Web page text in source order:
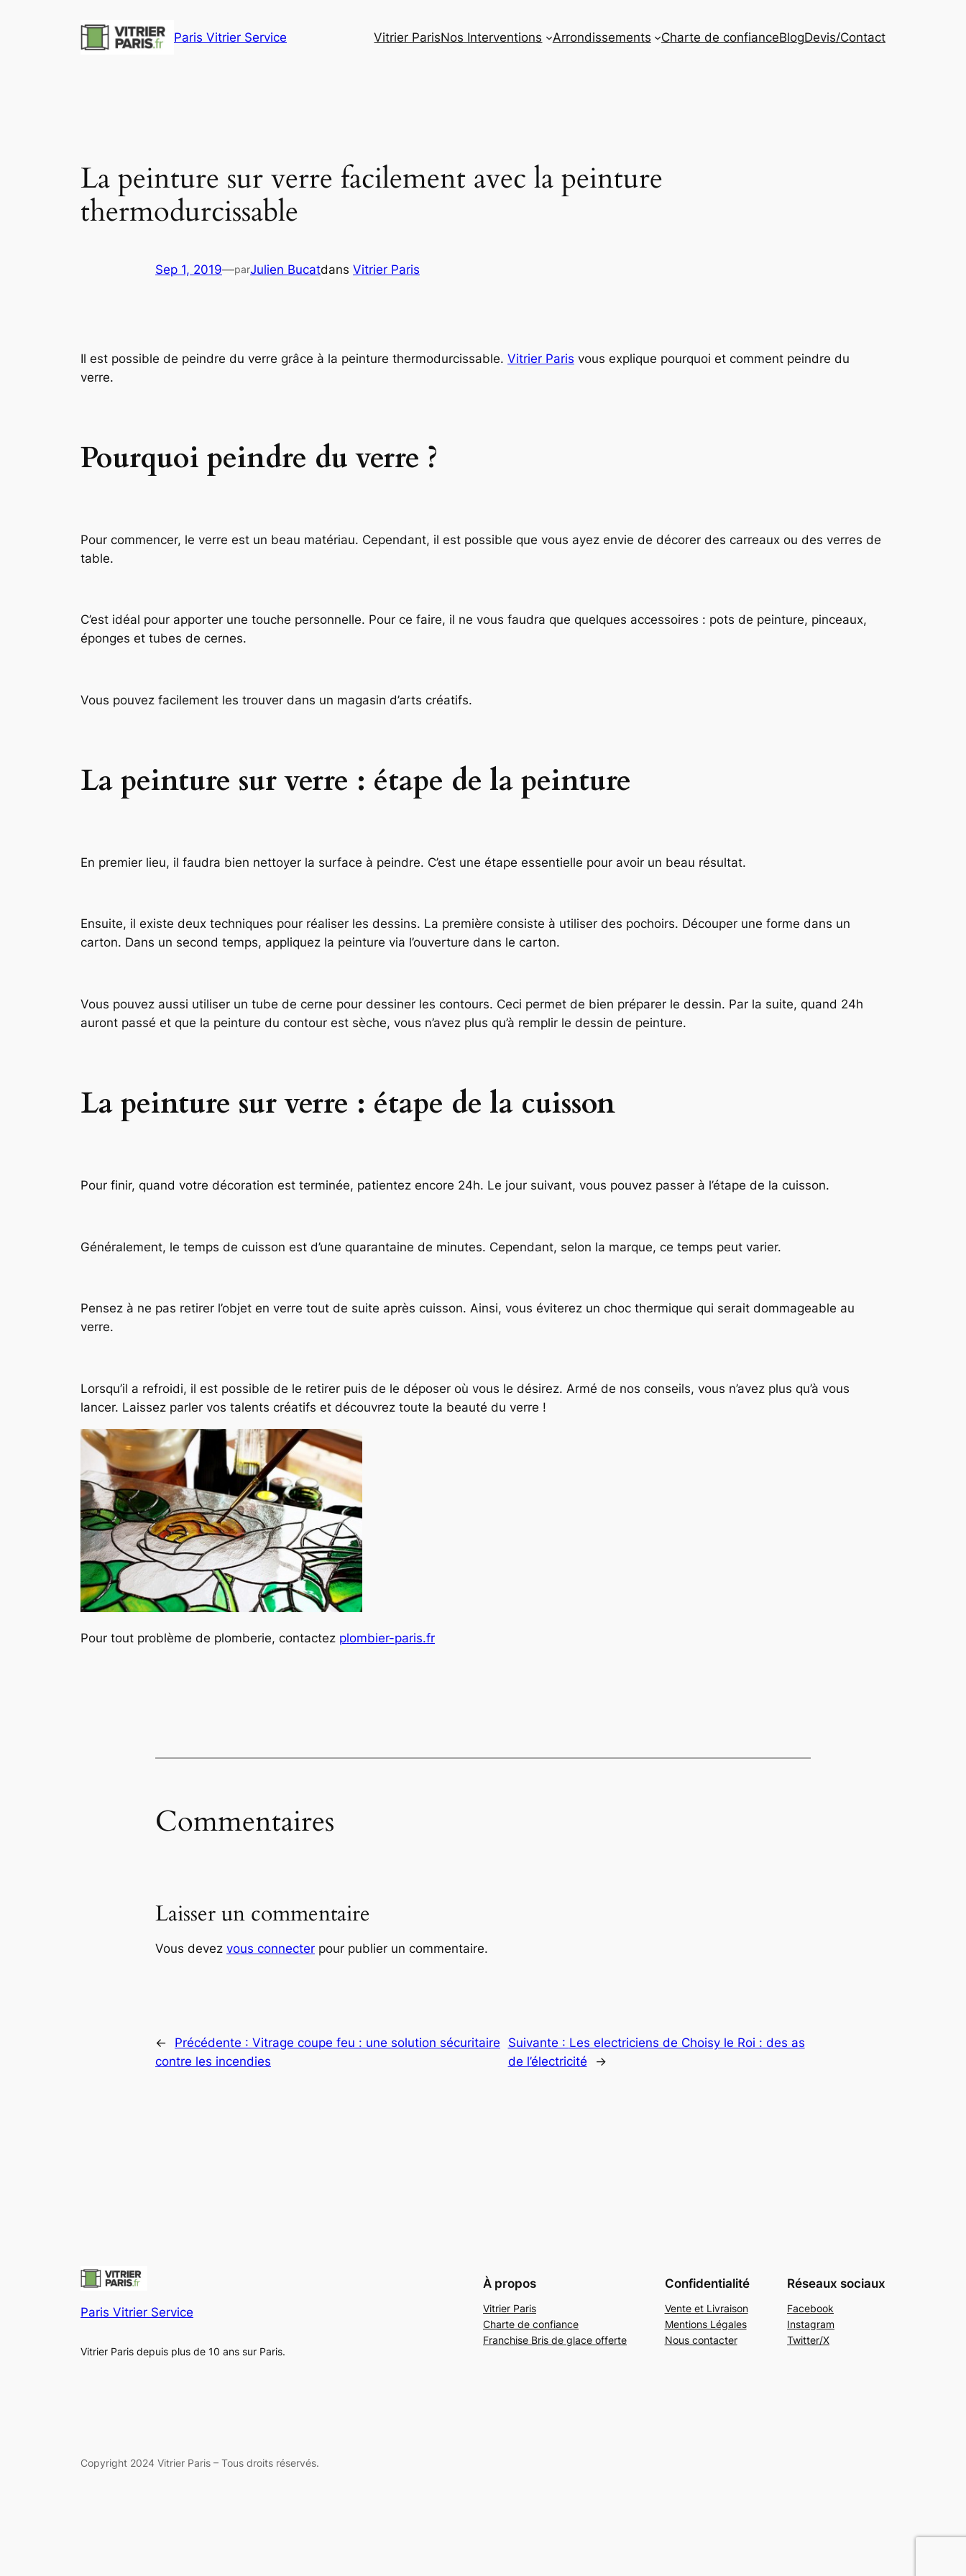
Paris Vitrier Service Vitrier ParisNos Interventions Arrondissements Charte de confianceBlogDevis/Contact
La peinture sur verre facilement avec la peinture
thermodurcissable
Sep 1, 2019—parJulien Bucatdans Vitrier Paris
Il est possible de peindre du verre grâce à la peinture thermodurcissable. Vitrier Paris vous explique pourquoi et comment peindre du
verre.
Pourquoi peindre du verre ?
Pour commencer, le verre est un beau matériau. Cependant, il est possible que vous ayez envie de décorer des carreaux ou des verres de
table.
C’est idéal pour apporter une touche personnelle. Pour ce faire, il ne vous faudra que quelques accessoires : pots de peinture, pinceaux,
éponges et tubes de cernes.
Vous pouvez facilement les trouver dans un magasin d’arts créatifs.
La peinture sur verre : étape de la peinture
En premier lieu, il faudra bien nettoyer la surface à peindre. C’est une étape essentielle pour avoir un beau résultat.
Ensuite, il existe deux techniques pour réaliser les dessins. La première consiste à utiliser des pochoirs. Découper une forme dans un
carton. Dans un second temps, appliquez la peinture via l’ouverture dans le carton.
Vous pouvez aussi utiliser un tube de cerne pour dessiner les contours. Ceci permet de bien préparer le dessin. Par la suite, quand 24h
auront passé et que la peinture du contour est sèche, vous n’avez plus qu’à remplir le dessin de peinture.
La peinture sur verre : étape de la cuisson
Pour finir, quand votre décoration est terminée, patientez encore 24h. Le jour suivant, vous pouvez passer à l’étape de la cuisson.
Généralement, le temps de cuisson est d’une quarantaine de minutes. Cependant, selon la marque, ce temps peut varier.
Pensez à ne pas retirer l’objet en verre tout de suite après cuisson. Ainsi, vous éviterez un choc thermique qui serait dommageable au
verre.
Lorsqu’il a refroidi, il est possible de le retirer puis de le déposer où vous le désirez. Armé de nos conseils, vous n’avez plus qu’à vous
lancer. Laissez parler vos talents créatifs et découvrez toute la beauté du verre !
Pour tout problème de plomberie, contactez plombier-paris.fr
Commentaires
Laisser un commentaire
Vous devez vous connecter pour publier un commentaire.
← Précédente : Vitrage coupe feu : une solution sécuritaire
contre les incendies
Suivante : Les electriciens de Choisy le Roi : des as
de l’électricité
→
Paris Vitrier Service
Vitrier Paris depuis plus de 10 ans sur Paris.
À propos
Vitrier Paris
Charte de confiance
Franchise Bris de glace offerte
Confidentialité
Vente et Livraison
Mentions Légales
Nous contacter
Réseaux sociaux
Facebook
Instagram
Twitter/X
Copyright 2024 Vitrier Paris – Tous droits réservés.